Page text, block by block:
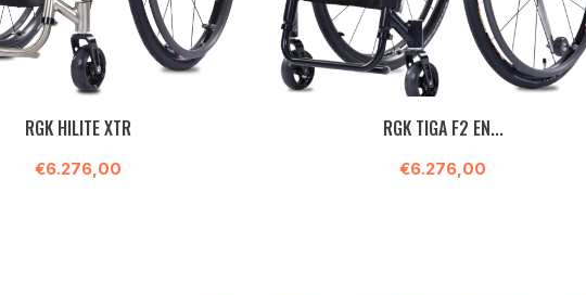
RGK HILITE XTR
€6.276,00
RGK TIGA F2 EN...
€6.276,00